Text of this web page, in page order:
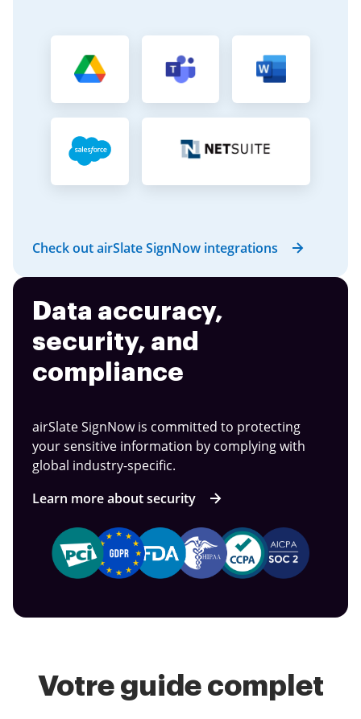
Check out airSlate SignNow integrations
Data accuracy,
security, and
compliance
airSlate SignNow is committed to protecting
your sensitive information by complying with
global industry-specific.
Learn more about security
Votre guide complet